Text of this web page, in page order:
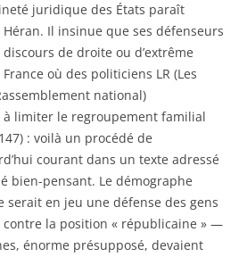
juridique des États paraît
Il insinue que ses défenseurs
de droite ou d’extrême
où des politiciens LR (Les
national)
limiter le regroupement familial
: voilà un procédé de
courant dans un texte adressé
bien-pensant. Le démographe
serait en jeu une défense des gens
contre la position « républicaine » —
énorme présupposé, devaient